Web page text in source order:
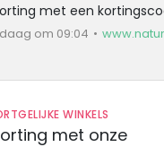
met een
om 09:04
WINKELS
met onze